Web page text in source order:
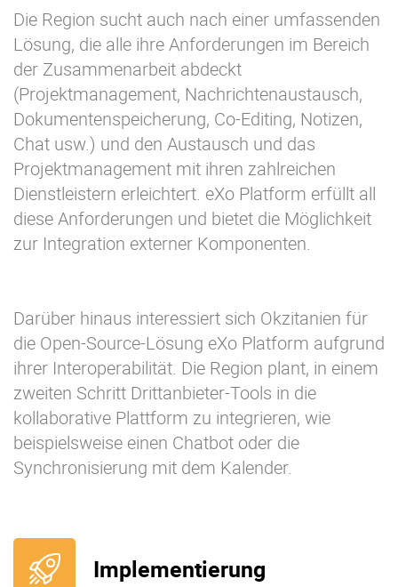
Die Region sucht auch nach einer umfassenden
Lösung, die alle ihre Anforderungen im Bereich
der Zusammenarbeit abdeckt
(Projektmanagement, Nachrichtenaustausch,
Dokumentenspeicherung, Co-Editing, Notizen,
Chat usw.) und den Austausch und das
Projektmanagement mit ihren zahlreichen
Dienstleistern erleichtert. eXo Platform erfüllt all
diese Anforderungen und bietet die Möglichkeit
zur Integration externer Komponenten.
Darüber hinaus interessiert sich Okzitanien für
die Open-Source-Lösung eXo Platform aufgrund
ihrer Interoperabilität. Die Region plant, in einem
zweiten Schritt Drittanbieter-Tools in die
kollaborative Plattform zu integrieren, wie
beispielsweise einen Chatbot oder die
Synchronisierung mit dem Kalender.
Implementierung